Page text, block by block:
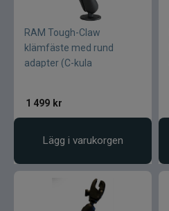
RAM Tough-Claw
klämfäste med rund
adapter (C-kula
1 499 kr
Lägg i varukorgen